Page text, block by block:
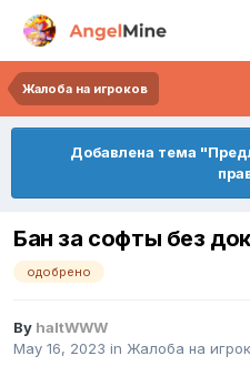
Жалоба на игроков
Добавлена тема
Бан за софты без
одобрено
By haltWWW
May 16, 2023 in Жалоба на